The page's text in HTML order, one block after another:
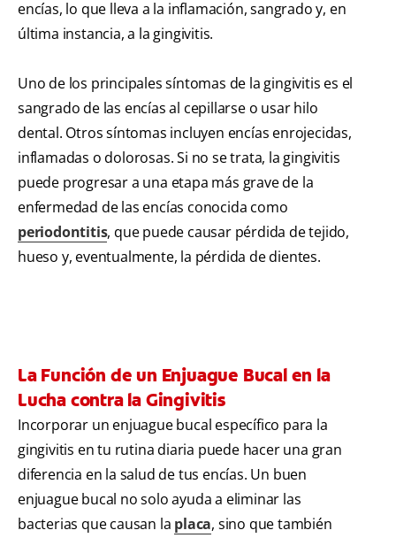
encías, lo que lleva a la inflamación, sangrado y, en
última instancia, a la gingivitis.
Uno de los principales síntomas de la gingivitis es el
sangrado de las encías al cepillarse o usar hilo
dental. Otros síntomas incluyen encías enrojecidas,
inflamadas o dolorosas. Si no se trata, la gingivitis
puede progresar a una etapa más grave de la
enfermedad de las encías conocida como
periodontitis, que puede causar pérdida de tejido,
hueso y, eventualmente, la pérdida de dientes.
La Función de un Enjuague Bucal en la
Lucha contra la Gingivitis
Incorporar un enjuague bucal específico para la
gingivitis en tu rutina diaria puede hacer una gran
diferencia en la salud de tus encías. Un buen
enjuague bucal no solo ayuda a eliminar las
bacterias que causan la placa, sino que también